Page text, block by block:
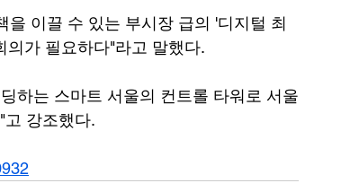
이끌 수 있는 부시장 급의 '디지털 최
의가 필요하다"라고 말했다.
하는 스마트 서울의 컨트롤 타워로 서울
강조했다.